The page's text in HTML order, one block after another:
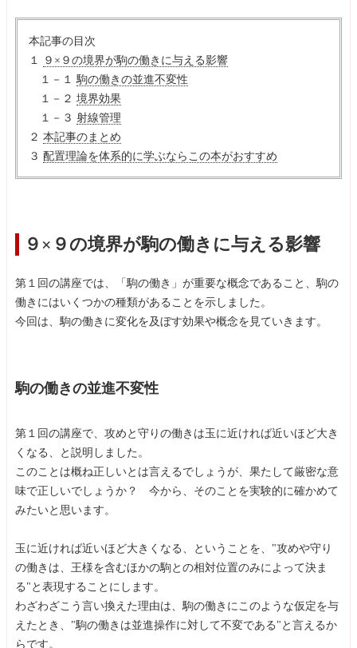
本記事の目次
１
９×９の境界が駒の働きに与える影響
１－１駒の働きの並進不変性
１－２境界効果
１－３射線管理
２本記事のまとめ
３配置理論を体系的に学ぶならこの本がおすすめ
９×９の境界が駒の働きに与える影響
第１回の講座では、「駒の働き」が重要な概念であること、駒の
働きにはいくつかの種類があることを示しました。
今回は、駒の働きに変化を及ぼす効果や概念を見ていきます。
駒の働きの並進不変性
第１回の講座で、攻めと守りの働きは玉に近ければ近いほど大き
くなる、と説明しました。
このことは概ね正しいとは言えるでしょうが、果たして厳密な意
味で正しいでしょうか？ 今から、そのことを実験的に確かめて
みたいと思います。
玉に近ければ近いほど大きくなる、ということを、"攻めや守り
の働きは、王様を含むほかの駒との相対位置のみによって決ま
る"と表現することにします。
わざわざこう言い換えた理由は、駒の働きにこのような仮定を与
えたとき、"駒の働きは並進操作に対して不変である"と言えるか
らです。